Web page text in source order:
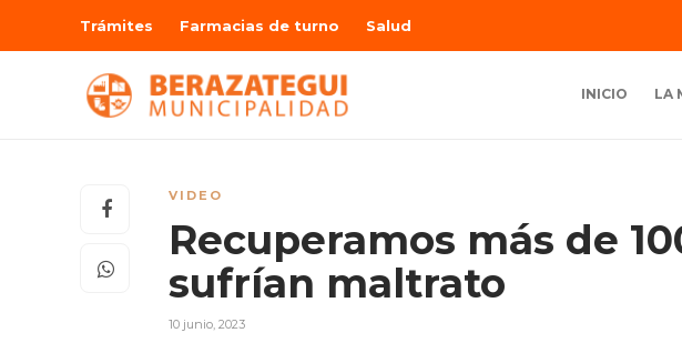
Trámites Farmacias de turno Salud
INICIO LA
VIDEO
Recuperamos más de
sufrían maltrato
10 junio, 2023